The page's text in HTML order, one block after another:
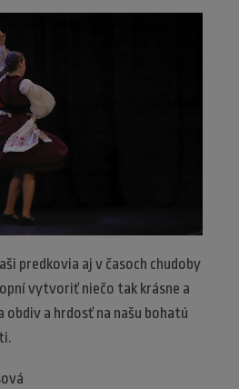
predkovia aj v časoch chudoby
vytvoriť niečo tak krásne a
obdiv a hrdosť na našu bohatú